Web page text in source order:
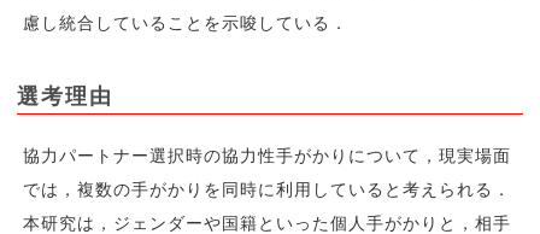
慮し統合していることを示唆している．
選考理由
協力パートナー選択時の協力性手がかりについて，現実場面
では，複数の手がかりを同時に利用していると考えられる．
本研究は，ジェンダーや国籍といった個人手がかりと，相手